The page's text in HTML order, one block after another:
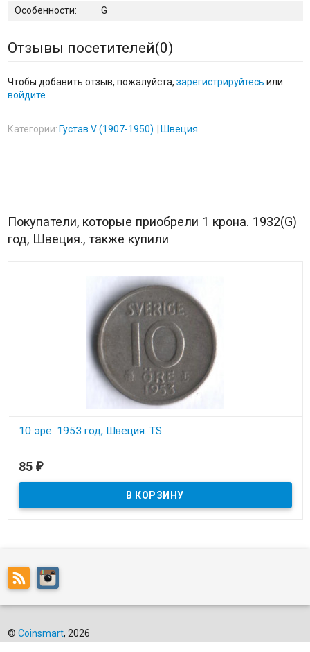
Особенности:
G
Отзывы посетителей(0)
Чтобы добавить отзыв, пожалуйста, зарегистрируйтесь или
войдите
Категории: Густав V (1907-1950) Швеция
Покупатели, которые приобрели 1 крона. 1932(G)
год, Швеция., также купили
10 эре. 1953 год, Швеция. TS.
85 ₽
© Coinsmart, 2026